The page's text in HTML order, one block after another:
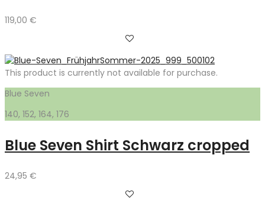
119,00 €
This product is currently not available for purchase.
Blue Seven
140, 152, 164, 176
Blue Seven Shirt Schwarz cropped
24,95 €